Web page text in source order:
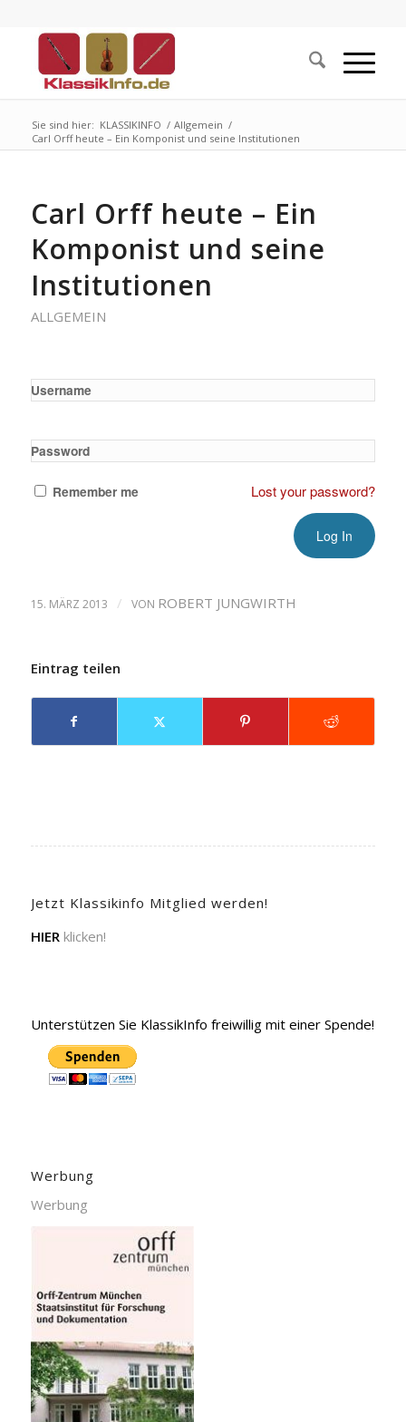
Sie sind hier: KLASSIKINFO / Allgemein /
Carl Orff heute – Ein Komponist und seine Institutionen
Carl Orff heute – Ein
Komponist und seine
Institutionen
ALLGEMEIN
Username
Password
Remember me Lost your password?
15. MÄRZ 2013 / VON ROBERT JUNGWIRTH
Eintrag teilen
Jetzt Klassikinfo Mitglied werden!
HIER klicken!
Unterstützen Sie KlassikInfo freiwillig mit einer Spende!
Werbung
Werbung